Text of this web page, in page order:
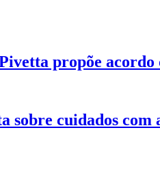
propõe
sobre cuidados com